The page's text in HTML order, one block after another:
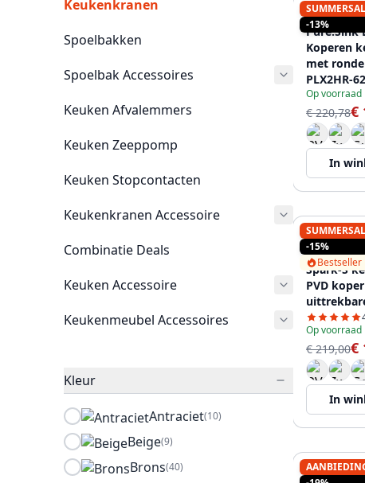
Keukenkranen
Spoelbakken
Spoelbak Accessoires
Keuken Afvalemmers
Keuken Zeeppomp
Keuken Stopcontacten
Keukenkranen Accessoire
Combinatie Deals
Keuken Accessoire
Keukenmeubel Accessoires
Kleur
Antraciet(10)
Beige(9)
Brons(40)
-13%
PURE.SINK
Pure.Sink
Koperen
met
PLX2HR-62
Op voorraad
€ 220,78€
In
-15%
Bestseller
PURE.SINK
Pure.Sink
Spark-S
PVD
PS8041-62
Op voorraad
€ 219,00€
In
QUADRI